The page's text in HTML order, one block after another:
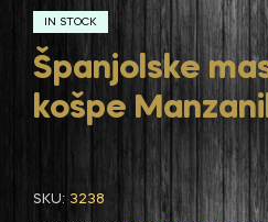
IN STOCK
Španjolske
košpe
SKU: 3238